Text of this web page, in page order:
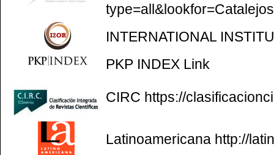
INTERNATIONAL
PKP INDEX Link
CIRC https://
Latinoamericana http://